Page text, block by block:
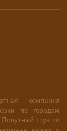
компания
по городам
Попутный груз по